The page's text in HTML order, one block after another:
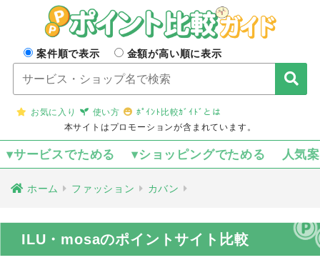
案件順で表示 金額が高い順に表示
お気に入り 使い方
ﾎﾟｲﾝﾄ比較ｶﾞｲﾄﾞとは
本サイトはプロモーションが含まれています。
▾サービスでためる ▾ショッピングでためる 人気
ホーム ファッション カバン
ILU・mosaのポイントサイト比較